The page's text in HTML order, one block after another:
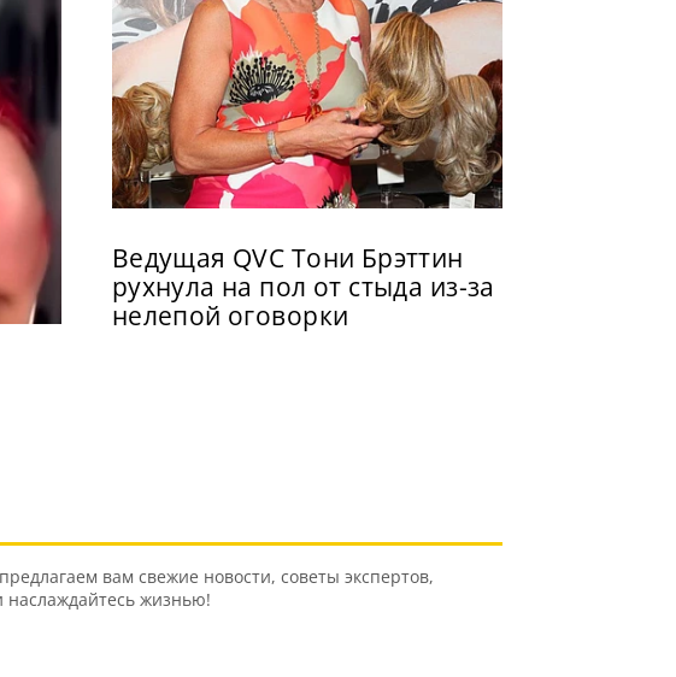
Ведущая QVC Тони Брэттин
рухнула на пол от стыда из-за
нелепой оговорки
вам свежие новости, советы экспертов,
наслаждайтесь жизнью!